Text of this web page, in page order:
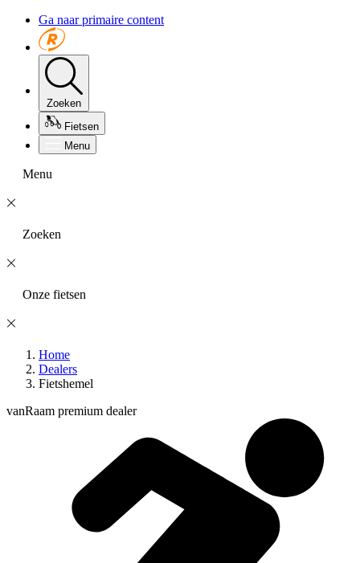
Ga naar primaire content
Zoeken
Fietsen
Menu
Menu
Zoeken
Onze fietsen
Home
Dealers
Fietshemel
vanRaam premium dealer